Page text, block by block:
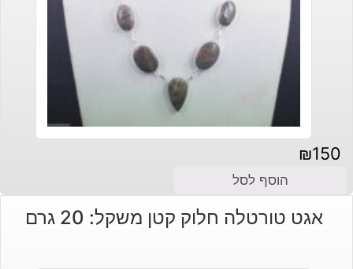
₪150
הוסף לסל
אגט טורטלה חלוק קטן משקל: 20 גרם